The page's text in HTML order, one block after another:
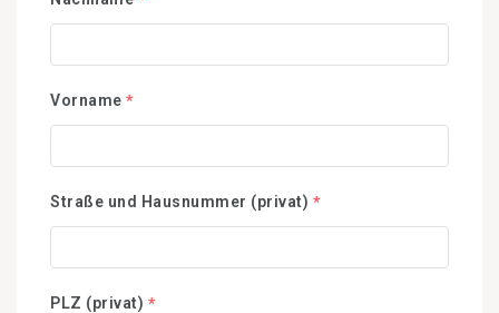
Vorname *
Straße und Hausnummer (privat) *
PLZ (privat) *